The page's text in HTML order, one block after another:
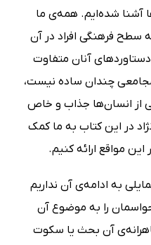
آشنا شده‌ایم. همه‌ی ما
سطح فرهنگی افراد در آن
آنان متفاوت
چندان ساده نیست،
از انسان‌ها جذاب و خاص
در این کتاب به ما کمک
این مواقع ارائه کنیم.
به ادامه‌ی آن نداریم
را به موضوع آن
آن بحث یا سکوت